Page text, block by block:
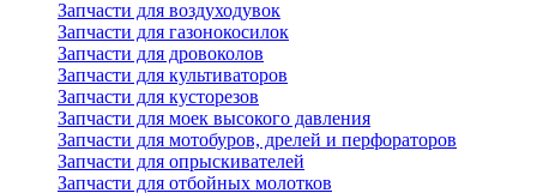
Запчасти для воздуходувок
Запчасти для газонокосилок
Запчасти для дровоколов
Запчасти для культиваторов
Запчасти для кусторезов
Запчасти для моек высокого давления
Запчасти для мотобуров, дрелей и перфораторов
Запчасти для опрыскивателей
Запчасти для отбойных молотков